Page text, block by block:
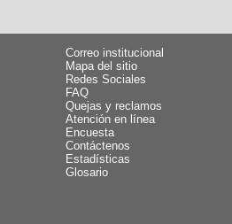
Correo institucional
Mapa del sitio
Redes Sociales
FAQ
Quejas y reclamos
Atención en línea
Encuesta
Contáctenos
Estadísticas
Glosario